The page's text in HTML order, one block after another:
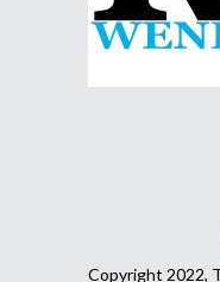
Copyright 2022,